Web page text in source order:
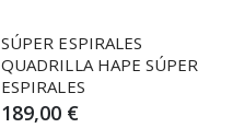
SÚPER ESPIRALES
QUADRILLA HAPE SÚPER
ESPIRALES
189,00 €